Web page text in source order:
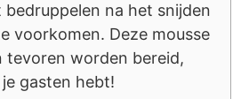
na het snijden
voorkomen. Deze mousse
tevoren worden bereid,
gasten hebt!